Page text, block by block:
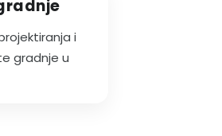
i
gradnje u